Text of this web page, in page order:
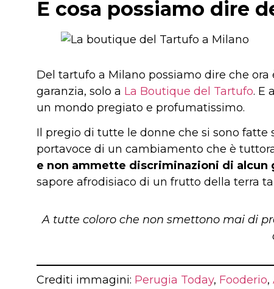
E cosa possiamo dire
Del tartufo a Milano possiamo dire che
garanzia, solo a La Boutique del Tartufo. E
un mondo pregiato e profumatissimo.
Il pregio di tutte le donne che si sono fatte
portavoce di un cambiamento che è
e non ammette discriminazioni di alcun
sapore afrodisiaco di un frutto della terra
A tutte coloro che non smettono mai di
Crediti immagini: Perugia Today, Fooderio,